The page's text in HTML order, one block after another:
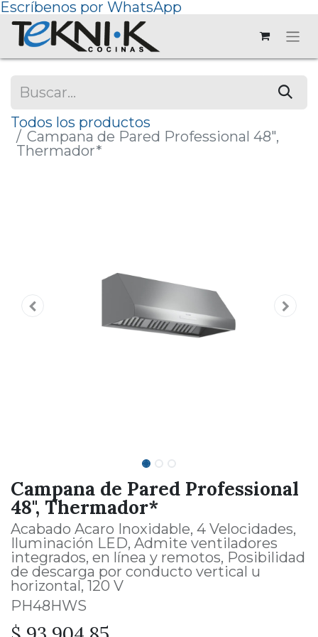
Escríbenos por WhatsApp
Todos los productos
Campana de Pared Professional 48",
Thermador*
Campana de Pared Professional
48", Thermador*
Acabado Acaro Inoxidable, 4 Velocidades,
Iluminación LED, Admite ventiladores
integrados, en línea y remotos, Posibilidad
de descarga por conducto vertical u
horizontal, 120 V
PH48HWS